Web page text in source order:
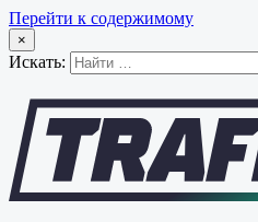
Перейти к содержимому
×
Искать: